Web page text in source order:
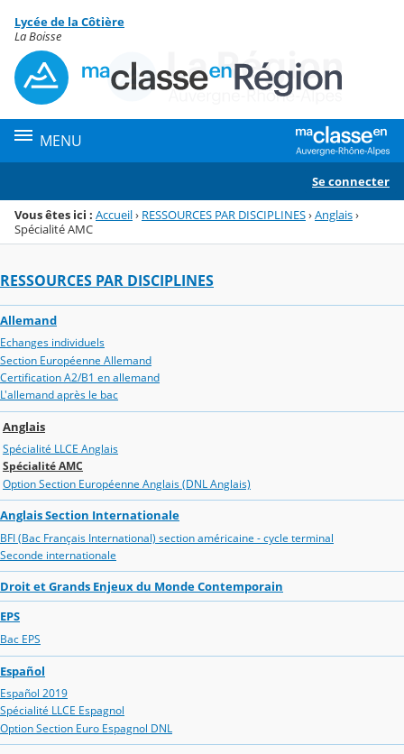
Menu de la rubrique
Contenu
Lycée de la Côtière
La Boisse
MENU
Se connecter
Vous êtes ici : Accueil› RESSOURCES PAR DISCIPLINES›Anglais›
Spécialité AMC
RESSOURCES PAR DISCIPLINES
Allemand
Echanges individuels
Section Européenne Allemand
Certification A2/B1 en allemand
L'allemand après le bac
Anglais
Spécialité LLCE Anglais
Spécialité AMC
Option Section Européenne Anglais (DNL Anglais)
Anglais Section Internationale
BFI (Bac Français International) section américaine - cycle terminal
Seconde internationale
Droit et Grands Enjeux du Monde Contemporain
EPS
Bac EPS
Español
Español 2019
Spécialité LLCE Espagnol
Option Section Euro Espagnol DNL